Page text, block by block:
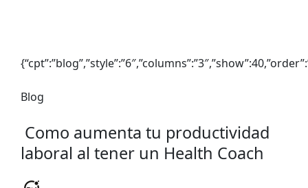
Blog
Como aumenta tu productividad
laboral al tener un Health Coach